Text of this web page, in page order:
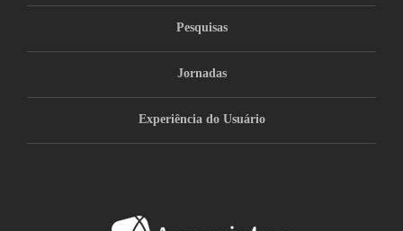
Pesquisas
Jornadas
Experiência do Usuário